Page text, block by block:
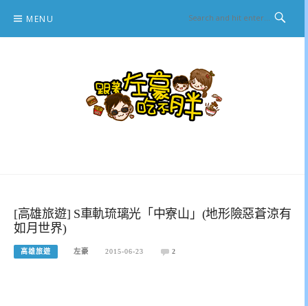
content
MENU
[高雄旅遊] S車軌琉璃光「中寮山」(地形險惡蒼涼有
如月世界)
高雄旅遊 左豪 2015-06-23 2